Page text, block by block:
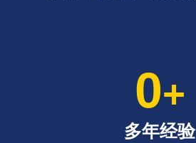
0+
多年经验